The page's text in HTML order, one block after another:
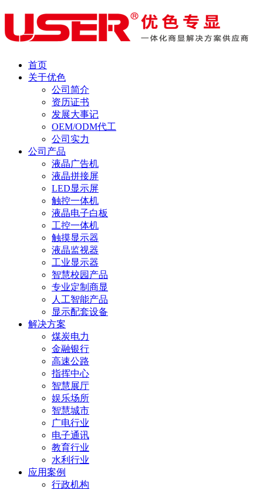
首页
关于优色
公司简介
资历证书
发展大事记
OEM/ODM代工
公司实力
公司产品
液晶广告机
液晶拼接屏
LED显示屏
触控一体机
液晶电子白板
工控一体机
触摸显示器
液晶监视器
工业显示器
智慧校园产品
专业定制商显
人工智能产品
显示配套设备
解决方案
煤炭电力
金融银行
高速公路
指挥中心
智慧展厅
娱乐场所
智慧城市
广电行业
电子通讯
教育行业
水利行业
应用案例
行政机构